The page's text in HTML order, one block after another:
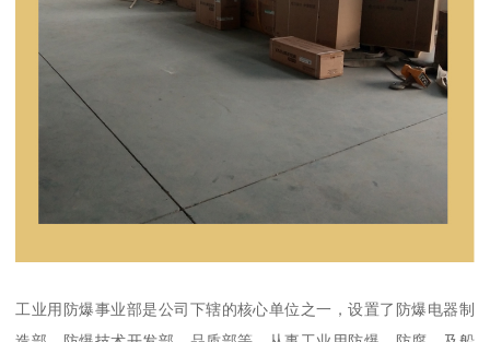
工业用防爆事业部是公司下辖的核心单位之一，设置了防爆电器制